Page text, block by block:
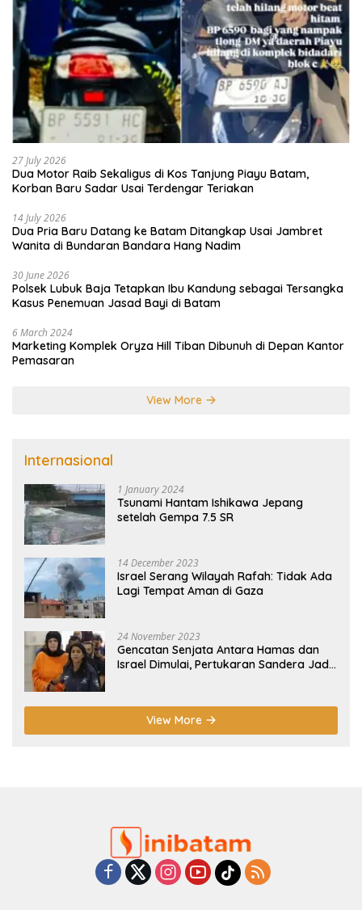
27 July 2026
Dua Motor Raib Sekaligus di Kos Tanjung Piayu Batam,
Korban Baru Sadar Usai Terdengar Teriakan
14 July 2026
Dua Pria Baru Datang ke Batam Ditangkap Usai Jambret
Wanita di Bundaran Bandara Hang Nadim
30 June 2026
Polsek Lubuk Baja Tetapkan Ibu Kandung sebagai Tersangka
Kasus Penemuan Jasad Bayi di Batam
6 March 2024
Marketing Komplek Oryza Hill Tiban Dibunuh di Depan Kantor
Pemasaran
View More
Internasional
1 January 2024
Tsunami Hantam Ishikawa Jepang
setelah Gempa 7.5 SR
14 December 2023
Israel Serang Wilayah Rafah: Tidak Ada
Lagi Tempat Aman di Gaza
24 November 2023
Gencatan Senjata Antara Hamas dan
Israel Dimulai, Pertukaran Sandera Jadi
View More